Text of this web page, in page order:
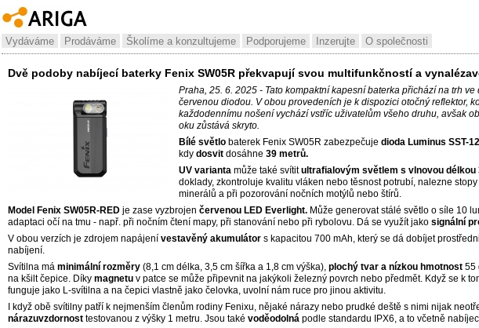
Vydáváme Prodáváme Školíme a konzultujeme Podporujeme Inzerujte O společnosti
Dvě podoby nabíjecí baterky Fenix SW05R překvapují svou multifunkčností a
Praha, 25. 6. 2025 - Tato kompaktní kapesní baterka přichází na trh
červenou diodou. V obou provedeních je k dispozici otočný reflektor,
každodennímu nošení vychází vstříc uživatelům všeho druhu, avšak
oku zůstává skryto.
Bílé světlo baterek Fenix SW05R zabezpečuje dioda Luminus SST-
kdy dosvit dosáhne 39 metrů.
UV varianta může také svítitultrafialovým světlem s vlnovou délkou
doklady, zkontroluje kvalitu vláken nebo těsnost potrubí, nalezne
minerálů a při pozorování nočních motýlů nebo štírů.
Model Fenix SW05R-RED je zase vyzbrojen červenou LED Everlight. Může generovat stálé světlo o síle 10
adaptaci očí na tmu - např. při nočním čtení mapy, při stanování nebo při rybolovu. Dá se využít jako signální
V obou verzích je zdrojem napájení vestavěný akumulátor s kapacitou 700 mAh, který se dá dobíjet
nabíjení.
Svítilna má minimální rozměry (8,1 cm délka, 3,5 cm šířka a 1,8 cm výška), plochý tvar a nízkou hmotnost 55
na kšilt čepice. Díky magnetu v patce se může připevnit na jakýkoli železný povrch nebo předmět. Když se k
funguje jako L-svítilna a na čepici vlastně jako čelovka, uvolní nám ruce pro jinou aktivitu.
I když obě svítilny patří k nejmenším členům rodiny Fenixu, nějaké nárazy nebo prudké deště s nimi nijak
nárazuvzdornost testovanou z výšky 1 metru. Jsou také voděodolná podle standardu IPX6, a to včetně